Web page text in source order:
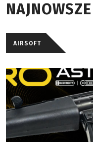
NAJNOWSZE
AIRSOFT